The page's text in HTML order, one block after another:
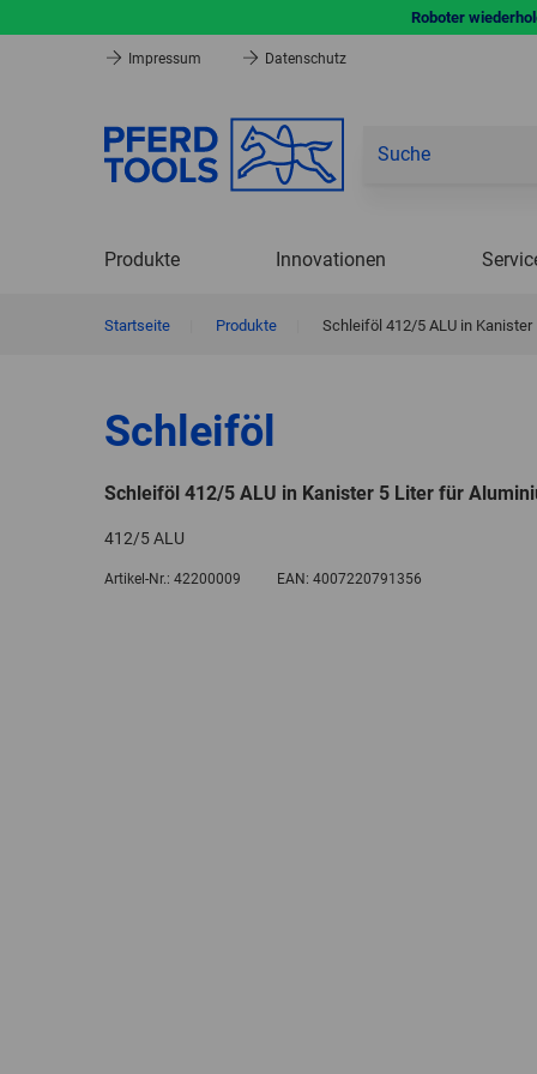
Roboter
Impressum Datenschutz
Produkte Innovationen
Startseite Produkte Schleiföl 412/5 ALU in
Schleiföl
Schleiföl 412/5 ALU in Kanister 5 Liter für
412/5 ALU
Artikel-Nr.: 42200009 EAN: 4007220791356